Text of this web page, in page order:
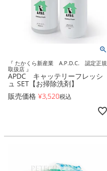
『 たかくら新産業 A.P.D.C. 認定正規
取扱店 』
APDC キャッテリーフレッシ
ュ SET【お掃除洗剤】
販売価格 ¥3,520税込